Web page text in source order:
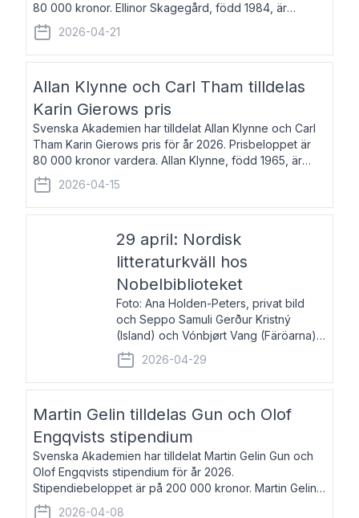
80 000 kronor. Ellinor Skagegård, född 1984, är
författare, journalist och musiker. Hon skriver
återkommande för Svenska Dagbladet, Ups
2026-04-21
Allan Klynne och Carl Tham tilldelas
Karin Gierows pris
Svenska Akademien har tilldelat Allan Klynne och Carl
Tham Karin Gierows pris för år 2026. Prisbeloppet är
80 000 kronor vardera. Allan Klynne, född 1965, är
arkeolog, författare, översättare och fil.dr i antikens
kultur och samhällsliv. Ut
2026-04-15
29 april: Nordisk
litteraturkväll hos
Nobelbiblioteket
Foto: Ana Holden-Peters, privat bild
och Seppo Samuli Gerður Kristný
(Island) och Vónbjørt Vang (Färöarna)
läser ur sina verk och samtalar med
John Swedenmark. De läser upp på
färöiska, isländska och svenska och
2026-04-29
Martin Gelin tilldelas Gun och Olof
Engqvists stipendium
Svenska Akademien har tilldelat Martin Gelin Gun och
Olof Engqvists stipendium för år 2026.
Stipendiebeloppet är på 200 000 kronor. Martin Gelin,
född 1978, är journalist och författare. Han lever
2026-04-08